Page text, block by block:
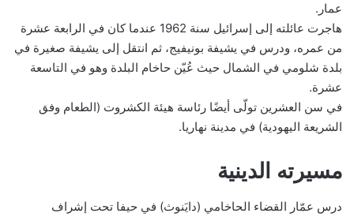
عمار.
هاجرت عائلته إلى إسرائيل سنة 1962 عندما كان في الرابعة عشرة
من عمره، ودرس في يشيفة بونيفيج، ثم انتقل إلى يشيفة صغيرة في
بلدة شلومي في الشمال حيث عُيّن حاخام البلدة وهو في التاسعة
عشرة.
في سن العشرين تولّى أيضًا رئاسة هيئة الكشروت (الطعام وفق
الشريعة اليهودية) في مدينة نهاريا.
مسيرته الدينية
درس عمّار القضاء الحاخامي (دايَنوث) في حيفا تحت إشراف